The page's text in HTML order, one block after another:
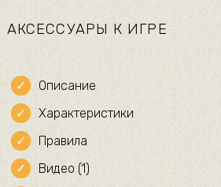
АКСЕССУАРЫ К ИГРЕ
Описание
Характеристики
Правила
Видео (1)